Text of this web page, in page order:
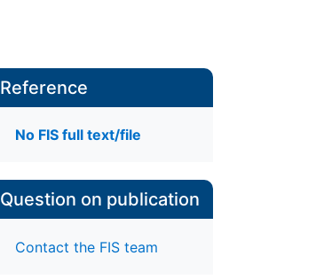
Reference
No FIS full text/file
Question on publication
Contact the FIS team